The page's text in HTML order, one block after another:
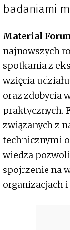
badaniami
Material
najnowszych
spotkania z
wzięcia
oraz zdobycia
praktycznych.
związanych z
technicznymi
wiedza
spojrzenie na
organizacjach